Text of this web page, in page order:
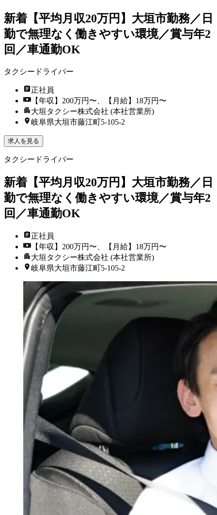
新着 【平均月収20万円】大垣市勤務／日
勤で無理なく働きやすい環境／賞与年2
回／車通勤OK
タクシードライバー
正社員
【年収】200万円〜、【月給】18万円〜
大垣タクシー株式会社 (本社営業所)
岐阜県大垣市藤江町5-105-2
求人を見る
タクシードライバー
新着 【平均月収20万円】大垣市勤務／日
勤で無理なく働きやすい環境／賞与年2
回／車通勤OK
正社員
【年収】200万円〜、【月給】18万円〜
大垣タクシー株式会社 (本社営業所)
岐阜県大垣市藤江町5-105-2